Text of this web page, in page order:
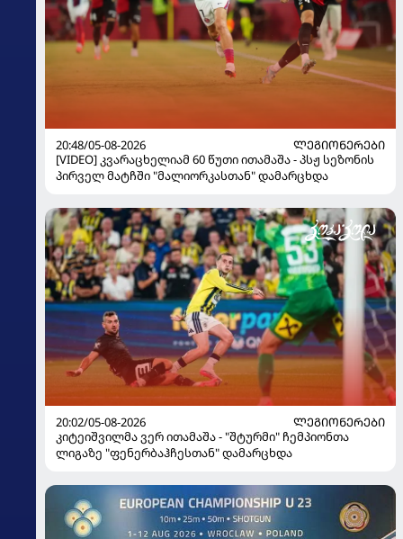
20:48/05-08-2026
ᲚᲔᲒᲘᲝᲜᲔᲠᲔᲑᲘ
[VIDEO] კვარაცხელიამ 60 წუთი ითამაშა - პსჟ სეზონის
პირველ მატჩში "მალიორკასთან" დამარცხდა
20:02/05-08-2026
ᲚᲔᲒᲘᲝᲜᲔᲠᲔᲑᲘ
კიტეიშვილმა ვერ ითამაშა - "შტურმი" ჩემპიონთა
ლიგაზე "ფენერბაჰჩესთან" დამარცხდა